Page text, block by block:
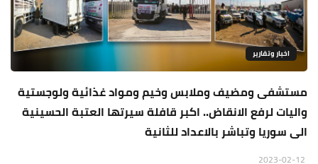
اخبار وتقارير
مستشفى ومضيف وملابس وخيم ومواد غذائية ولوجستية
واليات لرفع الانقاض.. اكبر قافلة سيرتها العتبة الحسينية
الى سوريا وتباشر بالاعداد للثانية